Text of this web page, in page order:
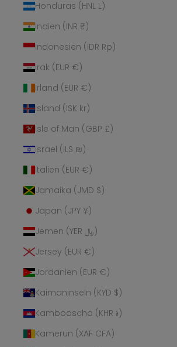
Honduras (HNL L)
Indien (INR ₹)
Indonesien (IDR Rp)
Irak (EUR €)
Irland (EUR €)
Island (ISK kr)
Isle of Man (GBP £)
Israel (ILS ₪)
Italien (EUR €)
Jamaika (JMD $)
Japan (JPY ¥)
Jemen (YER ﷼)
Jersey (EUR €)
Jordanien (EUR €)
Kaimaninseln (KYD $)
Kambodscha (KHR ៛)
Kamerun (XAF CFA)